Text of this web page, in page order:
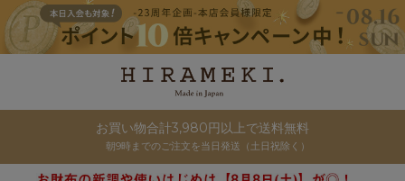
お買い物合計3,980円以上で送料無料
朝9時までのご注文を当日発送（土日祝除く）